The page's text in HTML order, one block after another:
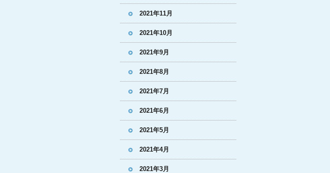
2021年11月
2021年10月
2021年9月
2021年8月
2021年7月
2021年6月
2021年5月
2021年4月
2021年3月